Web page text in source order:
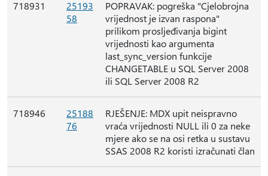
718931
25193
58
POPRAVAK: pogreška "Cjelobrojna
vrijednost je izvan raspona"
prilikom prosljeđivanja bigint
vrijednosti kao argumenta
last_sync_version funkcije
CHANGETABLE u SQL Server 2008
ili SQL Server 2008 R2
718946
25188
76
RJEŠENJE: MDX upit neispravno
vraća vrijednosti NULL ili 0 za neke
mjere ako se na osi retka u sustavu
SSAS 2008 R2 koristi izračunati član